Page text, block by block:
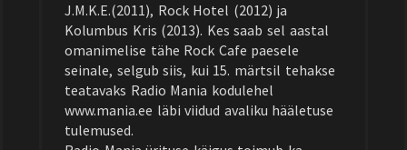
J.M.K.E.(2011), Rock Hotel (2012) ja
Kolumbus Kris (2013). Kes saab sel aastal
omanimelise tähe Rock Cafe paesele
seinale, selgub siis, kui 15. märtsil tehakse
teatavaks Radio Mania kodulehel
www.mania.ee läbi viidud avaliku hääletuse
tulemused.